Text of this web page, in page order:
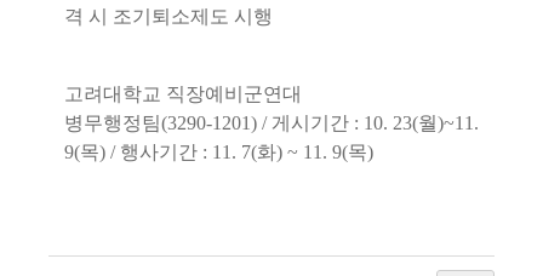
격 시 조기퇴소제도 시행
고려대학교 직장예비군연대
병무행정팀(3290-1201) / 게시기간 : 10. 23(월)~11.
9(목) / 행사기간 : 11. 7(화) ~ 11. 9(목)